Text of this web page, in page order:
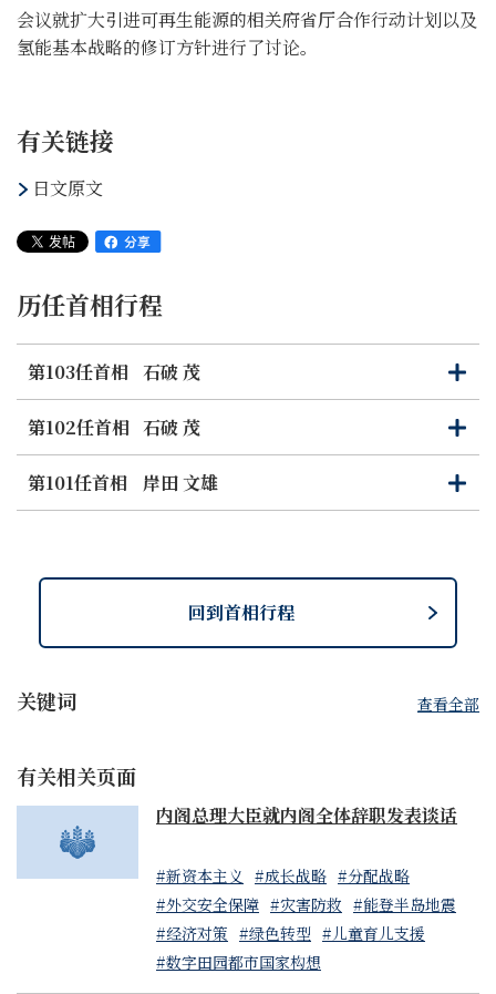
会议就扩大引进可再生能源的相关府省厅合作行动计划以及
氢能基本战略的修订方针进行了讨论。
有关链接
日文原文
历任首相行程
第103任首相 石破 茂
打
开
关
闭
第102任首相 石破 茂
打
开
关
闭
第101任首相
岸田 文雄
打
开
关
闭
关键词 查看全部
有关相关页面
内阁总理大臣就内阁全体辞职发表谈话
#新资本主义 #成长战略 #分配战略
#外交安全保障 #灾害防救 #能登半岛地震
#经济对策 #绿色转型 #儿童育儿支援
#数字田园都市国家构想
回到首相行程